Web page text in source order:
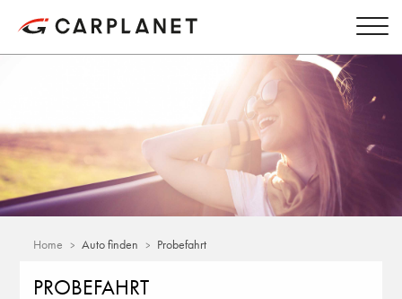
Home Auto finden Probefahrt
PROBEFAHRT